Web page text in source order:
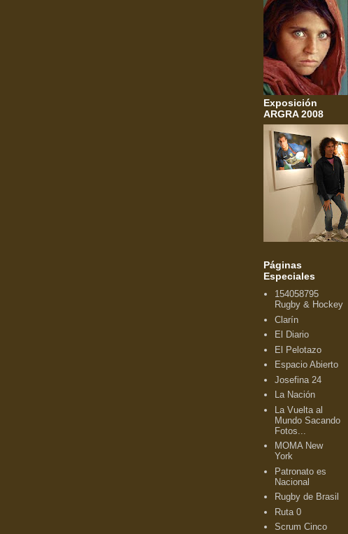
Exposición
ARGRA 2008
Páginas
Especiales
154058795
Rugby & Hockey
Clarín
El Diario
El Pelotazo
Espacio Abierto
Josefina 24
La Nación
La Vuelta al
Mundo Sacando
Fotos...
MOMA New
York
Patronato es
Nacional
Rugby de Brasil
Ruta 0
Scrum Cinco